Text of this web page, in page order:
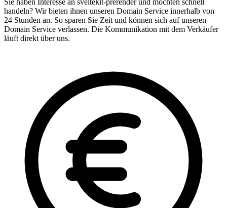
Sie haben Interesse an sveltekit-prerender und möchten schnell
handeln? Wir bieten ihnen unseren Domain Service innerhalb von
24 Stunden an. So sparen Sie Zeit und können sich auf unseren
Domain Service verlassen. Die Kommunikation mit dem Verkäufer
läuft direkt über uns.